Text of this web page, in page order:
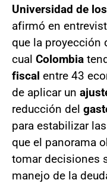
Universidad de
afirmó en
que la proyección
cual Colombia
fiscal entre 43
de aplicar un
reducción del
para estabilizar
que el panorama
tomar decisiones
manejo de la